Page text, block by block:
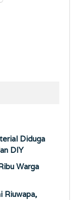
Diduga
DIY
Warga
Riuwapa,